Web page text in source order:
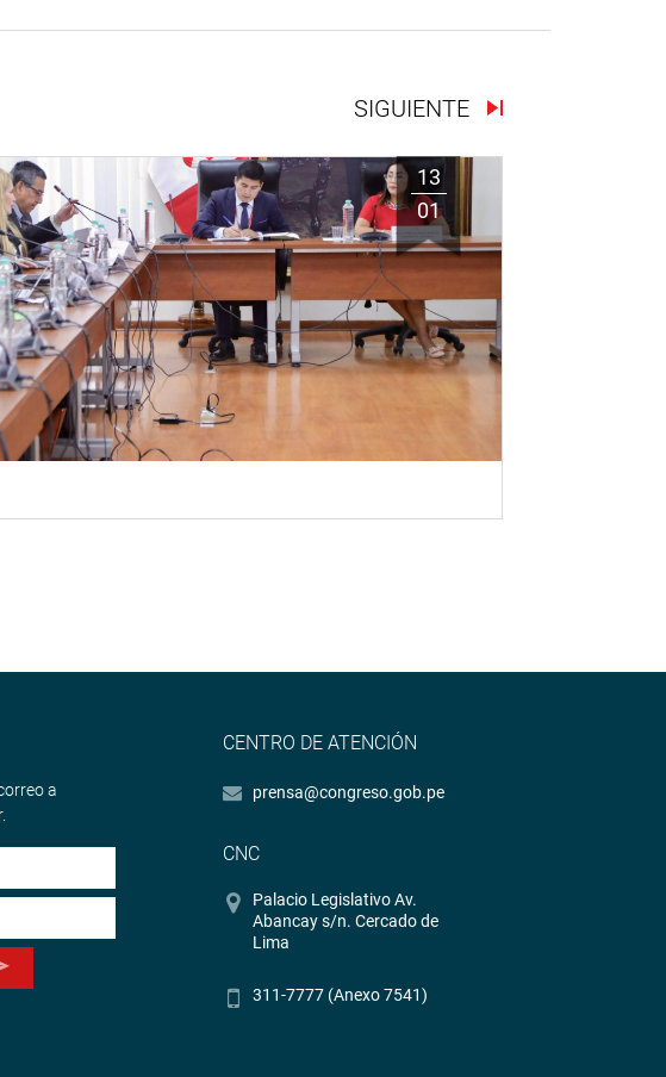
SIGUIENTE
13
01
a
CENTRO DE ATENCIÓN
prensa@congreso.gob.pe
CNC
Palacio Legislativo Av.
Abancay s/n. Cercado de
Lima
311-7777 (Anexo 7541)